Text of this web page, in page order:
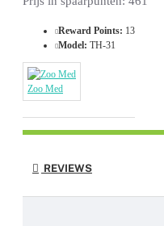
Reward Points: 13
Model: TH-31
Zoo Med
REVIEWS